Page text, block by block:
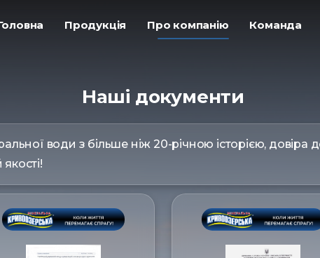
Головна ㅤПродукція ㅤПро компанію ㅤКоманда
Наші документи
води з більше ніж 20-річною історією, довіра
якості!